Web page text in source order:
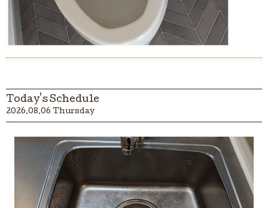
Today's Schedule
2026.08.06 Thursday